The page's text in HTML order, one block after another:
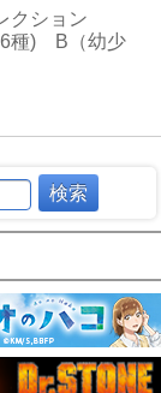
クション
6種) B（幼少